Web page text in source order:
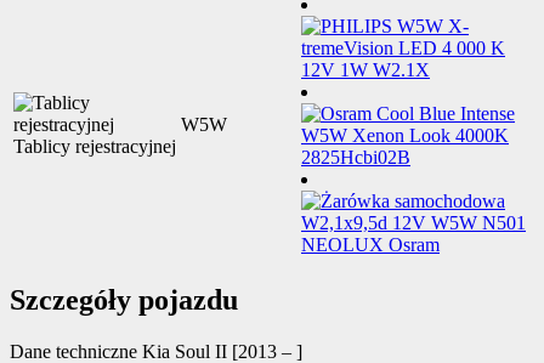
Tablicy rejestracyjnej
W5W
Szczegóły pojazdu
Dane techniczne Kia Soul II [2013 – ]